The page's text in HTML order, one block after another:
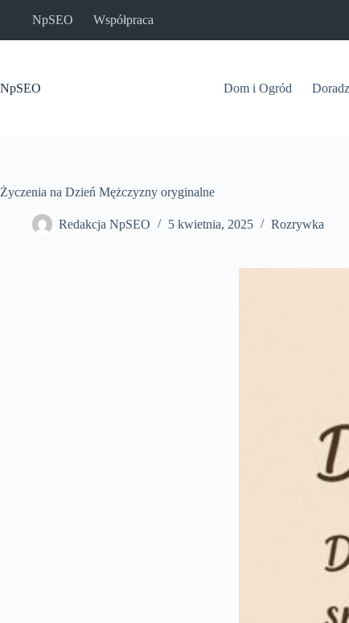
NpSEO Współpraca
NpSEO Dom i Ogród
Życzenia na Dzień Mężczyzny oryginalne
Redakcja NpSEO 5 kwietnia, 2025 Rozrywka